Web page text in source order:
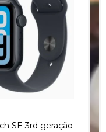
SE 3rd geração